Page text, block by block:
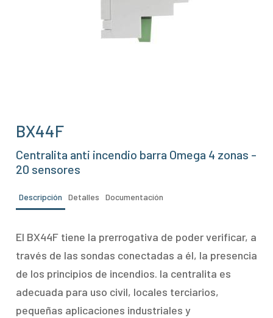
BX44F
Centralita anti incendio barra Omega 4 zonas -
20 sensores
Descripción Detalles Documentación
El BX44F tiene la prerrogativa de poder verificar, a
través de las sondas conectadas a él, la presencia
de los principios de incendios. la centralita es
adecuada para uso civil, locales terciarios,
pequeñas aplicaciones industriales y